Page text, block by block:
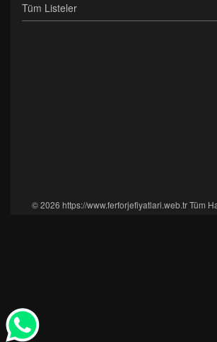
Tüm Listeler
© 2026 https://www.ferforjefiyatlari.web.tr Tüm